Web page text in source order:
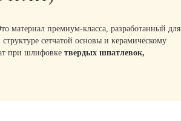
материал премиум-класса, разработанный для
сетчатой основы и керамическому
при шлифовке твердых шпатлевок,